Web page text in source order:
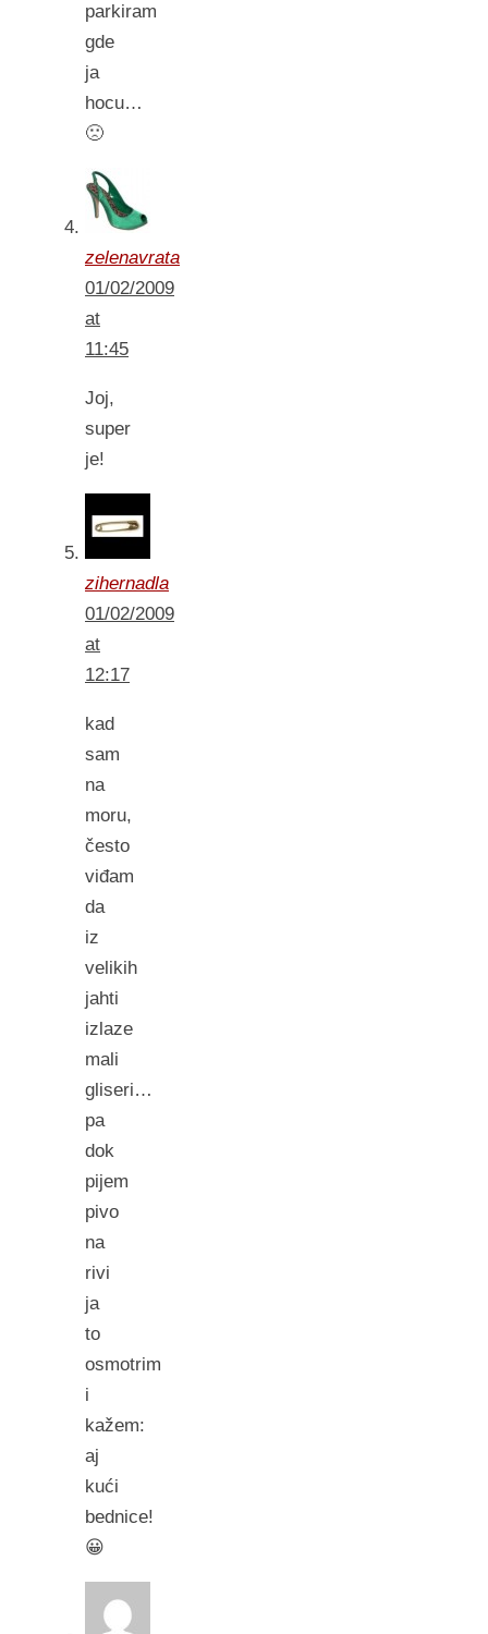
parkiram
gde
ja
hocu…
🙁
zelenavrata
01/02/2009
at
11:45
Joj,
super
je!
zihernadla
01/02/2009
at
12:17
kad
sam
na
moru,
često
viđam
da
iz
velikih
jahti
izlaze
mali
gliseri…
pa
dok
pijem
pivo
na
rivi
ja
to
osmotrim
i
kažem:
aj
kući
bednice!
😀